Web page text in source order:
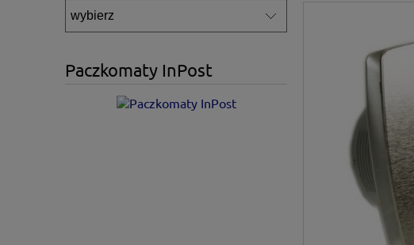
Paczkomaty InPost